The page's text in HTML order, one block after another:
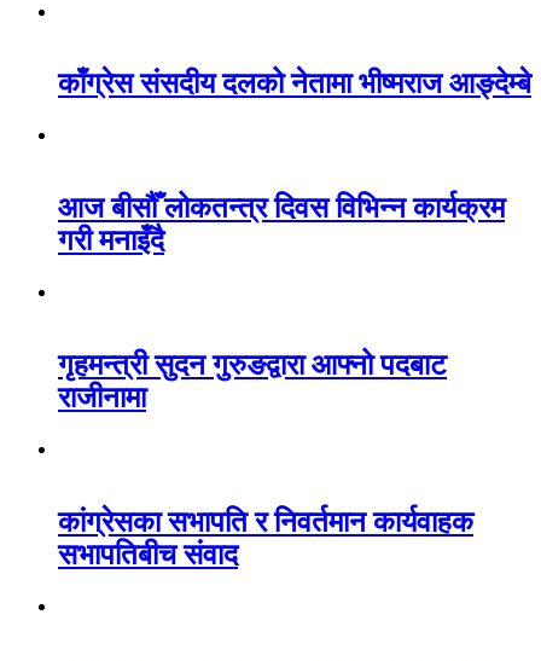
काँग्रेस संसदीय दलको नेतामा भीष्मराज आङ्देम्बे
आज बीसौँ लोकतन्त्र दिवस विभिन्न कार्यक्रम
गरी मनाइँदै
गृहमन्त्री सुदन गुरुङद्वारा आफ्नो पदबाट
राजीनामा
कांग्रेसका सभापति र निवर्तमान कार्यवाहक
सभापतिबीच संवाद